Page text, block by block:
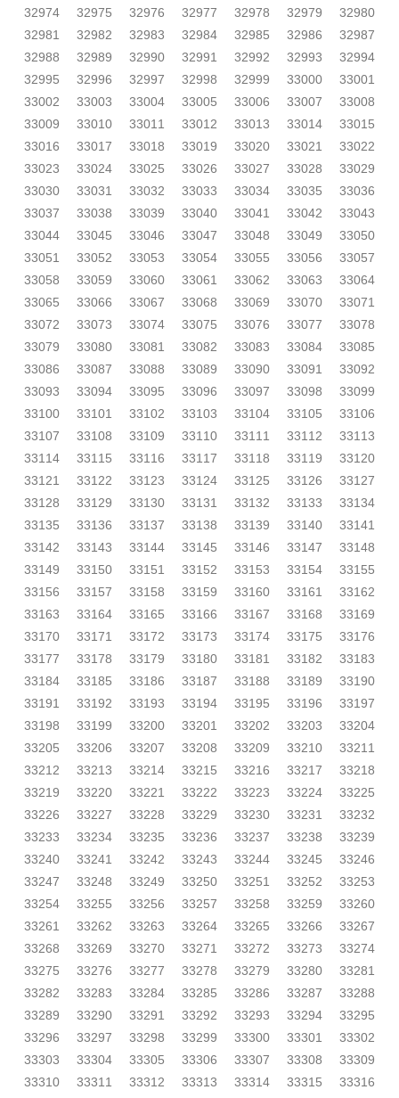
32974 32975 32976 32977 32978 32979
32980
32981
32982 32983 32984 32985 32986
32987
32988
32989 32990 32991 32992 32993
32994
32995
32996 32997 32998 32999 33000
33001
33002
33003 33004 33005 33006 33007
33008
33009
33010 33011 33012 33013 33014
33015
33016
33017 33018 33019 33020 33021
33022
33023
33024 33025 33026 33027 33028
33029
33030
33031 33032 33033 33034 33035
33036
33037
33038 33039 33040 33041 33042
33043
33044
33045 33046 33047 33048 33049
33050
33051
33052 33053 33054 33055 33056
33057
33058
33059 33060 33061 33062 33063
33064
33065
33066 33067 33068 33069 33070
33071
33072
33073 33074 33075 33076 33077
33078
33079
33080 33081 33082 33083 33084
33085
33086
33087 33088 33089 33090 33091
33092
33093
33094 33095 33096 33097 33098
33099
33100
33101 33102 33103 33104 33105
33106
33107
33108 33109 33110 33111 33112
33113
33114
33115 33116 33117 33118 33119
33120
33121
33122 33123 33124 33125 33126
33127
33128
33129 33130 33131 33132 33133
33134
33135
33136 33137 33138 33139 33140
33141
33142
33143 33144 33145 33146 33147
33148
33149
33150 33151 33152 33153 33154
33155
33156
33157 33158 33159 33160 33161
33162
33163
33164 33165 33166 33167 33168
33169
33170
33171 33172 33173 33174 33175
33176
33177
33178 33179 33180 33181 33182
33183
33184
33185 33186 33187 33188 33189
33190
33191
33192 33193 33194 33195 33196
33197
33198
33199 33200 33201 33202 33203
33204
33205
33206 33207 33208 33209 33210
33211
33212
33213 33214 33215 33216 33217
33218
33219
33220 33221 33222 33223 33224
33225
33226
33227 33228 33229 33230 33231
33232
33233
33234 33235 33236 33237 33238
33239
33240
33241 33242 33243 33244 33245
33246
33247
33248 33249 33250 33251 33252
33253
33254
33255 33256 33257 33258 33259
33260
33261
33262 33263 33264 33265 33266
33267
33268
33269 33270 33271 33272 33273
33274
33275
33276 33277 33278 33279 33280
33281
33282
33283 33284 33285 33286 33287
33288
33289
33290 33291 33292 33293 33294
33295
33296
33297 33298 33299 33300 33301
33302
33303
33304 33305 33306 33307 33308
33309
33310
33311 33312 33313 33314 33315
33316